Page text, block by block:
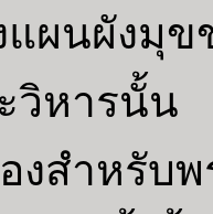
ผนผังมุข
ะวิหารนั้
งสำหรับ